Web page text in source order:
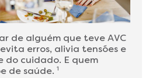
de alguém que teve AVC
erros, alivia tensões e
do cuidado. E quem
de saúde. 1